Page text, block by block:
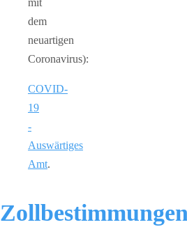
mit
dem
neuartigen
Coronavirus):
COVID-
19
-
Auswärtiges
Amt.